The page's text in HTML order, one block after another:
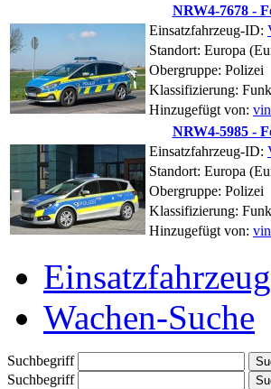
NRW4-7678 -
Einsatzfahrzeug-ID:
Standort: Europa
Obergruppe: Polizei
Klassifizierung:
Hinzugefügt von:
NRW4-5985 -
Einsatzfahrzeug-ID:
Standort: Europa
Obergruppe: Polizei
Klassifizierung:
Hinzugefügt von:
Wachen-Suche
Suchbegriff
Suchbegriff